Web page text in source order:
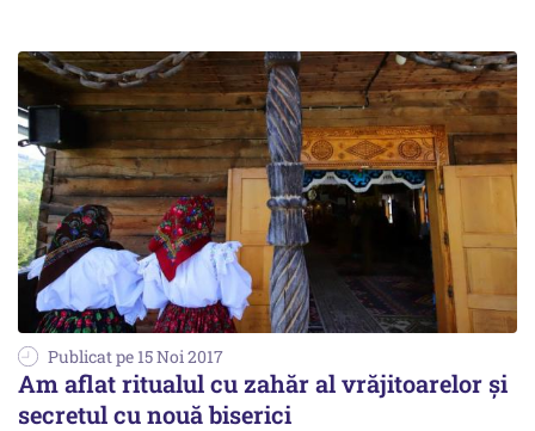
Publicat pe 15 Noi 2017
Am aflat ritualul cu zahăr al vrăjitoarelor și
secretul cu nouă biserici